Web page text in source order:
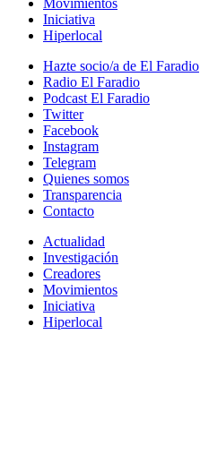
Movimientos
Iniciativa
Hiperlocal
Hazte socio/a de El Faradio
Radio El Faradio
Podcast El Faradio
Twitter
Facebook
Instagram
Telegram
Quienes somos
Transparencia
Contacto
Actualidad
Investigación
Creadores
Movimientos
Iniciativa
Hiperlocal